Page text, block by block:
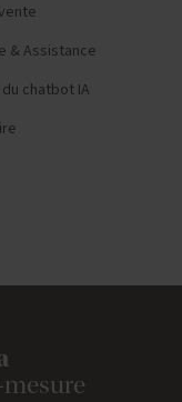
& Assistance
chatbot IA
mesure